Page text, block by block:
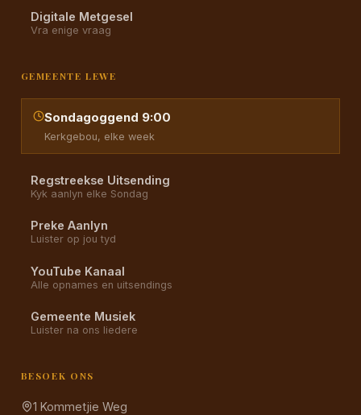
Digitale Metgesel
Vra enige vraag
GEMEENTE LEWE
Sondagoggend 9:00
Kerkgebou, elke week
Regstreekse Uitsending
Kyk aanlyn elke Sondag
Preke Aanlyn
Luister op jou tyd
YouTube Kanaal
Alle opnames en uitsendings
Gemeente Musiek
Luister na ons liedere
BESOEK ONS
1 Kommetjie Weg